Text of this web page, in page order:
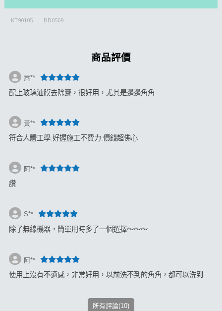
KT90105 BB0509
商品評價
蕭**
配上玻璃油膜去除膏，很好用，尤其是邊邊角角
黃**
符合人體工學.好握施工不費力.價錢超佛心
阿**
讚
S**
除了無線機器，簡單用時多了一個選擇～～～
阿**
使用上沒有不適感，非常好用，以前洗不到的角角，都可以洗到
所有評論(10)